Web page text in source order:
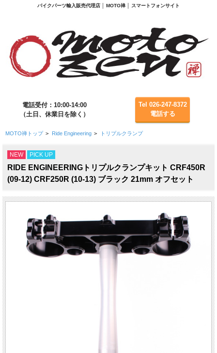
バイクパーツ輸入販売代理店 │ MOTO禅 │ スマートフォンサイト
電話受付：10:00-14:00
（土日、休業日を除く）
Tel 026-247-8372
電話する
MOTO禅トップ > Ride Engineering > トリプルクランプ
NEW PICK UP
RIDE ENGINEERINGトリプルクランプキット CRF450R
(09-12) CRF250R (10-13) ブラック 21mm オフセット